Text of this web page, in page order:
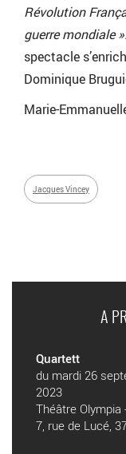
Révolution
guerre mondiale »
spectacle
Dominique
Marie-
Jacques Vincey
A
Quartett
du mardi 26
2023
Théâtre Olympia
7, rue de Lucé,